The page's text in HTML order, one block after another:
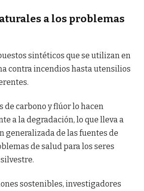
a los problemas
sintéticos que se utilizan en
contra incendios hasta utensilios
de carbono y flúor lo hacen
a la degradación, lo que lleva a
generalizada de las fuentes de
de salud para los seres
sostenibles, investigadores